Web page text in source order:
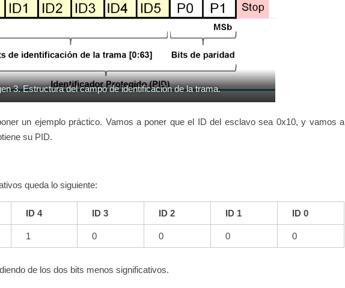
3. Estructura del campo de identificación de la trama.
un ejemplo práctico. Vamos a poner que el ID del esclavo sea 0x10, y vamos a
su PID.
queda lo siguiente:
ID 4 ID 3 ID 2 ID 1 ID 0
1 0 0 0 0
de los dos bits menos significativos.